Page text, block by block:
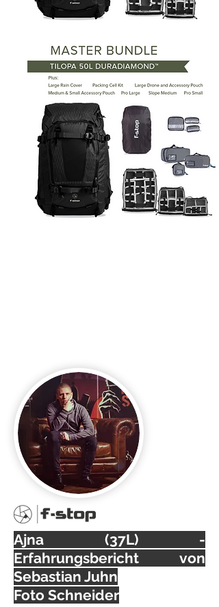
Ajna (37L) -
Erfahrungsbericht von
Sebastian Juhn
Foto Schneider